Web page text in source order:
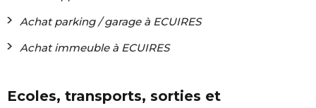
Achat parking / garage à ECUIRES
Achat immeuble à ECUIRES
Ecoles, transports, sorties et